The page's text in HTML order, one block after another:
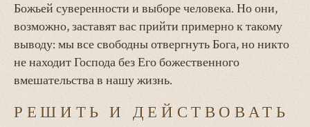
Божьей суверенности и выборе человека. Но они,
возможно, заставят вас прийти примерно к такому
выводу: мы все свободны отвергнуть Бога, но никто
не находит Господа без Его божественного
вмешательства в нашу жизнь.
РЕШИТЬ И ДЕЙСТВОВАТЬ